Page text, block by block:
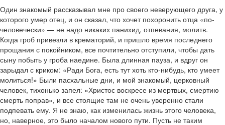
Один знакомый рассказывал мне про своего неверующего друга, у
которого умер отец, и он сказал, что хочет похоронить отца «по-
человечески» — не надо никаких панихид, отпевания, молитв.
Когда гроб привезли в крематорий, и пришло время последнего
прощания с покойником, все почтительно отступили, чтобы дать
сыну побыть у гроба наедине. Была длинная пауза, и вдруг он
зарыдал с криком: «Ради Бога, есть тут хоть кто-нибудь, кто умеет
молиться!» Были пасхальные дни, и мой знакомый, церковный
человек, тихонько запел: «Христос воскресе из мертвых, смертию
смерть поправ», и все стоящие там не очень уверенно стали
подпевать ему. Я не знаю, как изменилась жизнь этого человека,
но, наверное, это было началом нового пути. Пусть не таким